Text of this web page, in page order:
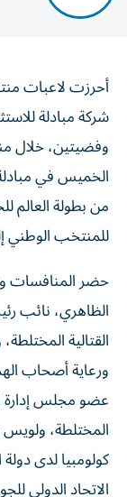
أحرزت لاعبات
وفضيتين، خلال
الخميس في
للمنتخب الوطني إلى 57
الظاهري، نائب
القتالية
ورعاية أصحاب
عضو مجلس إدارة
المختلطة،
كولومبيا لدى
الاتحاد الدولي